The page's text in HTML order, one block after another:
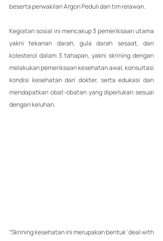
beserta perwakilan Argon Peduli dan tim relawan.
Kegiatan sosial ini mencakup 3 pemeriksaan utama
yakni tekanan darah, gula darah sesaat, dan
kolesterol dalam 3 tahapan, yakni skrining dengan
melakukan pemeriksaan kesehatan awal, konsultasi
kondisi kesehatan dari dokter, serta edukasi dan
mendapatkan obat-obatan yang diperlukan sesuai
dengan keluhan.
“Skrining kesehatan ini merupakan bentuk ‘deal with